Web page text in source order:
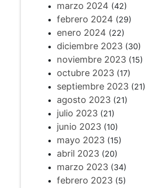
marzo 2024 (42)
febrero 2024 (29)
enero 2024 (22)
diciembre 2023(30)
noviembre 2023(15)
octubre 2023(17)
septiembre 2023(21)
agosto 2023(21)
julio 2023(21)
junio 2023(10)
mayo 2023(15)
abril 2023(20)
marzo 2023(34)
febrero 2023(5)